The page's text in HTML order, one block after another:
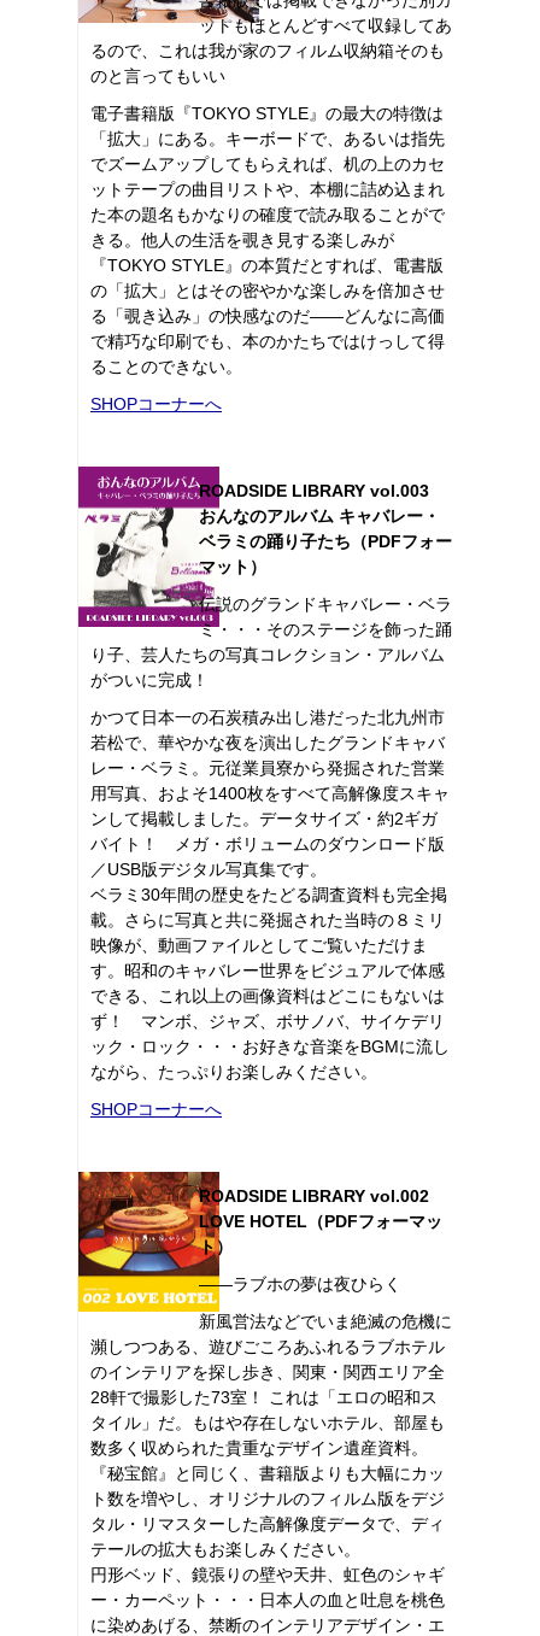
ットもほとんどすべて収録してあ
るので、これは我が家のフィルム収納箱そのも
のと言ってもいい
電子書籍版『TOKYO STYLE』の最大の特徴は
「拡大」にある。キーボードで、あるいは指先
でズームアップしてもらえれば、机の上のカセ
ットテープの曲目リストや、本棚に詰め込まれ
た本の題名もかなりの確度で読み取ることがで
きる。他人の生活を覗き見する楽しみが
『TOKYO STYLE』の本質だとすれば、電書版
の「拡大」とはその密やかな楽しみを倍加させ
る「覗き込み」の快感なのだ――どんなに高価
で精巧な印刷でも、本のかたちではけっして得
ることのできない。
SHOPコーナーへ
ROADSIDE LIBRARY vol.003
おんなのアルバム キャバレー・
ベラミの踊り子たち（PDFフォー
マット）
伝説のグランドキャバレー・ベラ
ミ・・・そのステージを飾った踊
り子、芸人たちの写真コレクション・アルバム
がついに完成！
かつて日本一の石炭積み出し港だった北九州市
若松で、華やかな夜を演出したグランドキャバ
レー・ベラミ。元従業員寮から発掘された営業
用写真、およそ1400枚をすべて高解像度スキャ
ンして掲載しました。データサイズ・約2ギガ
バイト！ メガ・ボリュームのダウンロード版
／USB版デジタル写真集です。
ベラミ30年間の歴史をたどる調査資料も完全掲
載。さらに写真と共に発掘された当時の８ミリ
映像が、動画ファイルとしてご覧いただけま
す。昭和のキャバレー世界をビジュアルで体感
できる、これ以上の画像資料はどこにもないは
ず！ マンボ、ジャズ、ボサノバ、サイケデリ
ック・ロック・・・お好きな音楽をBGMに流し
ながら、たっぷりお楽しみください。
SHOPコーナーへ
ROADSIDE LIBRARY vol.002
LOVE HOTEL（PDFフォーマッ
ト）
――ラブホの夢は夜ひらく
新風営法などでいま絶滅の危機に
瀕しつつある、遊びごころあふれるラブホテル
のインテリアを探し歩き、関東・関西エリア全
28軒で撮影した73室！ これは「エロの昭和ス
タイル」だ。もはや存在しないホテル、部屋も
数多く収められた貴重なデザイン遺産資料。
『秘宝館』と同じく、書籍版よりも大幅にカッ
ト数を増やし、オリジナルのフィルム版をデジ
タル・リマスターした高解像度データで、ディ
テールの拡大もお楽しみください。
円形ベッド、鏡張りの壁や天井、虹色のシャギ
ー・カーペット・・・日本人の血と吐息を桃色
に染めあげる、禁断のインテリアデザイン・エ